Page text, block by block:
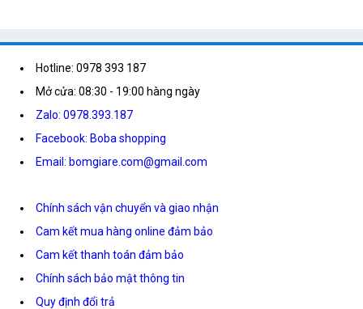
Hotline: 0978 393 187
Mở cửa: 08:30 - 19:00 hàng ngày
Zalo: 0978.393.187
Facebook: Boba shopping
Email: bomgiare.com@gmail.com
Chính sách vận chuyển và giao nhận
Cam kết mua hàng online đảm bảo
Cam kết thanh toán đảm bảo
Chính sách bảo mật thông tin
Quy định đổi trả